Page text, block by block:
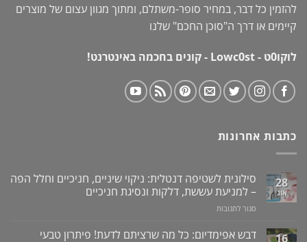
להזמין כל דבר, במחיר סופר-משתלם, ומתוך מגוון עצום של מוצרים
קיימים או דרך ה"סוכן החכם" שלנו
לוקו0ט - Lowc0st - קונים בחכמה באינטרנט!
כתבות אחרונות
28
אוג
סילונית לשטיפה דנטלית: ניקוי שיניים, חניכיים וחלל הפה
– למניעת עששת, דלקות ונסיגת חניכיים
סגור לתגובות
לשטיפה
16
דבש אפימדיום: כל מה שרציתם לדעת! פיתרון טבעי